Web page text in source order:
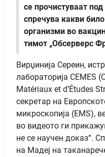
се прочистуваат
спречува какви
организми во
тимот „Обсерверс
Вирџинија Сереин,
лабораторија CEMES
Matériaux et d’Études
секретар на
микроскопија (EMS),
во видеото ги
не се научен доказ“.
на Мадеј на